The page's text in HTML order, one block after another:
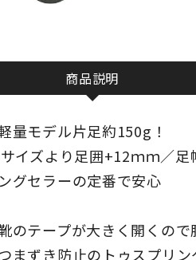
商品説明
量モデル片足約150g！
イズより足囲+12ｍｍ／足
グセラーの定番で安心
のテープが大きく開くので
まずき防止のトゥスプリン